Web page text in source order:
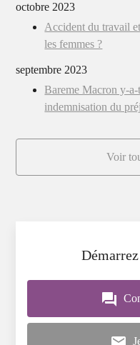
octobre 2023
Accident du travail
les femmes ?
septembre 2023
Bareme Macron y-
indemnisation du
Voir
question_answer